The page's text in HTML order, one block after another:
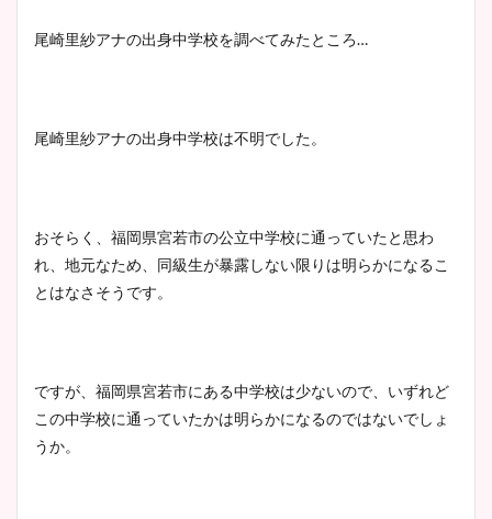
ヤバすぎww原因や痩せたダ
豊島実季アナのカップ画像ま
宇賀神メグアナのニット画像
尾崎里紗アナの出身中学校を調べてみたところ…
尾崎里紗アナの出身中学校は不明でした。
おそらく、福岡県宮若市の公立中学校に通っていたと思わ
れ、地元なため、同級生が暴露しない限りは明らかになるこ
とはなさそうです。
ですが、福岡県宮若市にある中学校は少ないので、いずれど
この中学校に通っていたかは明らかになるのではないでしょ
うか。